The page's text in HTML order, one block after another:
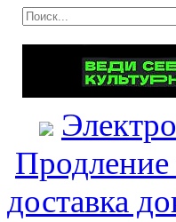
Продление
доставка